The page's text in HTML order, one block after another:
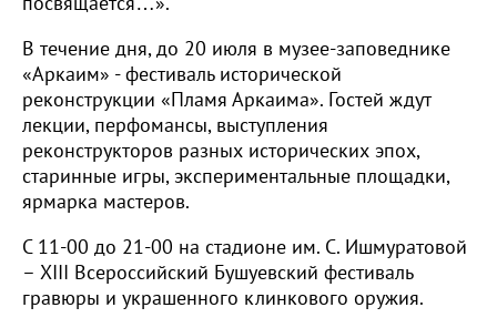
В течение дня, до 20 июля в музее-заповеднике
«Аркаим» - фестиваль исторической
реконструкции «Пламя Аркаима». Гостей ждут
лекции, перфомансы, выступления
реконструкторов разных исторических эпох,
старинные игры, экспериментальные площадки,
ярмарка мастеров.
С 11-00 до 21-00 на стадионе им. С. Ишмуратовой
– XIII Всероссийский Бушуевский фестиваль
гравюры и украшенного клинкового оружия.